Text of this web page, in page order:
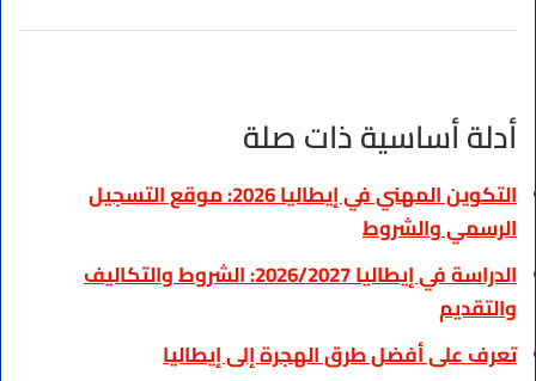
أدلة أساسية ذات صلة
التكوين المهني في إيطاليا 2026: موقع التسجيل
الرسمي والشروط
الدراسة في إيطاليا 2026/2027: الشروط والتكاليف
والتقديم
تعرف على أفضل طرق الهجرة إلى إيطاليا